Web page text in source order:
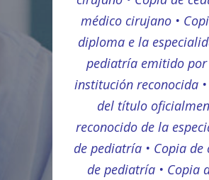
médico cirujano •
diploma e la
pediatría emitido
institución reconocida
del título
reconocido de la
de pediatría • Copia de
de pediatría • Copia